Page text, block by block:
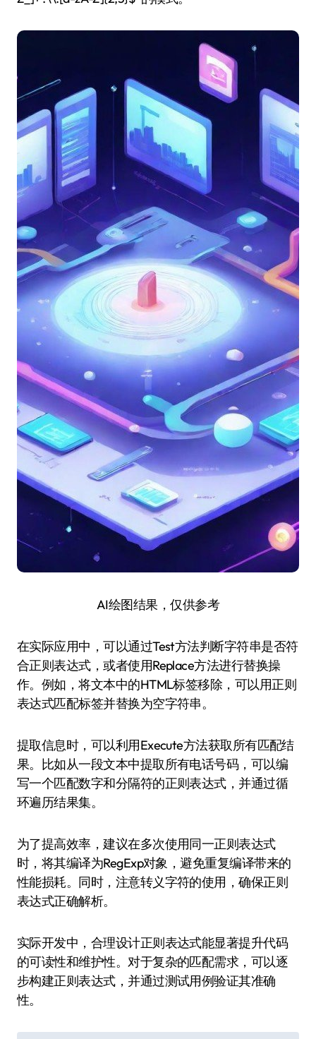
AI绘图结果，仅供参考
在实际应用中，可以通过Test方法判断字符串是否符
合正则表达式，或者使用Replace方法进行替换操
作。例如，将文本中的HTML标签移除，可以用正则
表达式匹配标签并替换为空字符串。
提取信息时，可以利用Execute方法获取所有匹配结
果。比如从一段文本中提取所有电话号码，可以编
写一个匹配数字和分隔符的正则表达式，并通过循
环遍历结果集。
为了提高效率，建议在多次使用同一正则表达式
时，将其编译为RegExp对象，避免重复编译带来的
性能损耗。同时，注意转义字符的使用，确保正则
表达式正确解析。
实际开发中，合理设计正则表达式能显著提升代码
的可读性和维护性。对于复杂的匹配需求，可以逐
步构建正则表达式，并通过测试用例验证其准确
性。